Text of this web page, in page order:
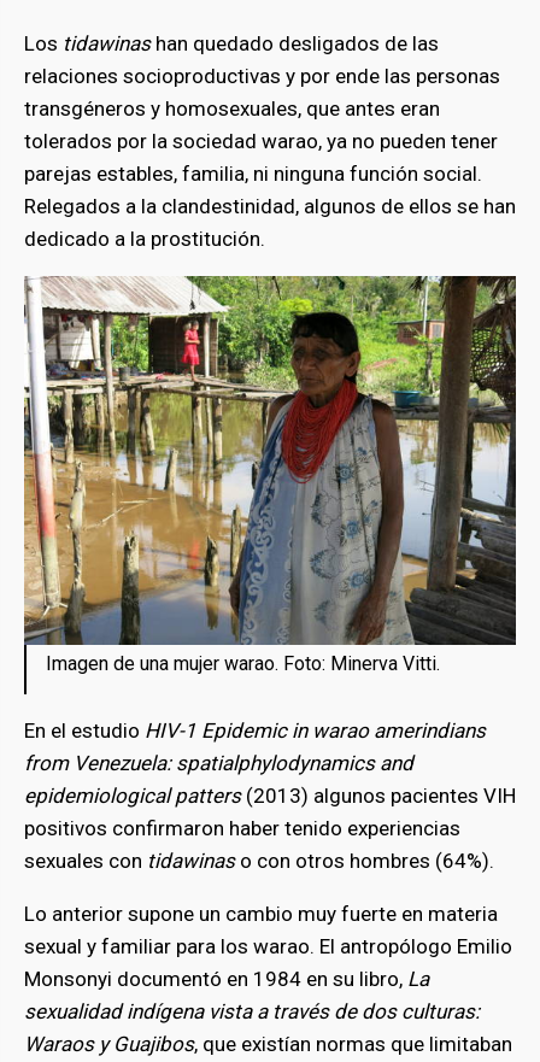
Los tidawinashan quedado desligados de las
relaciones socioproductivas y por ende las personas
transgéneros y homosexuales, que antes eran
tolerados por la sociedad warao, ya no pueden tener
parejas estables, familia, ni ninguna función social.
Relegados a la clandestinidad, algunos de ellos se han
dedicado a la prostitución.
Imagen de una mujer warao. Foto: Minerva Vitti.
En el estudio HIV-1 Epidemic in warao amerindians
from Venezuela: spatialphylodynamics and
epidemiological patters(2013) algunos pacientes VIH
positivos confirmaron haber tenido experiencias
sexuales con tidawinaso con otros hombres (64%).
Lo anterior supone un cambio muy fuerte en materia
sexual y familiar para los warao. El antropólogo Emilio
Monsonyi documentó en 1984 en su libro, La
sexualidad indígena vista a través de dos culturas:
Waraos y Guajibos, que existían normas que limitaban